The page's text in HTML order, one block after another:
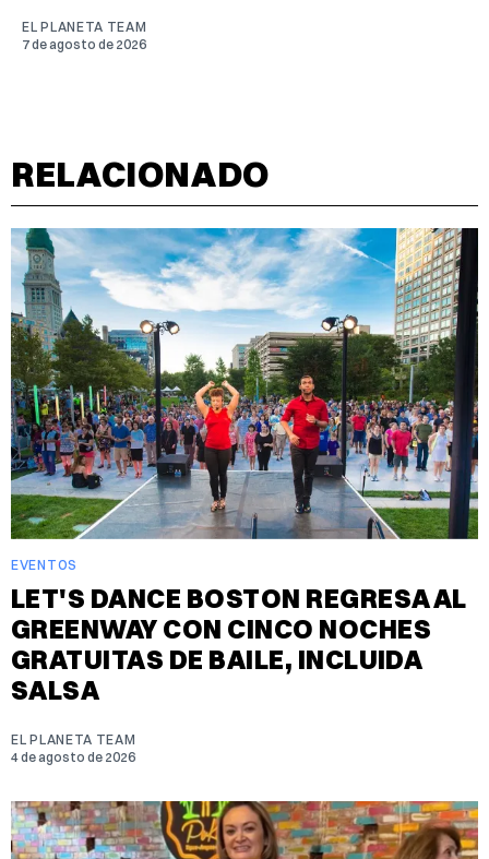
EL PLANETA TEAM
7 de agosto de 2026
RELACIONADO
EVENTOS
LET'S DANCE BOSTON REGRESA AL
GREENWAY CON CINCO NOCHES
GRATUITAS DE BAILE, INCLUIDA
SALSA
EL PLANETA TEAM
4 de agosto de 2026